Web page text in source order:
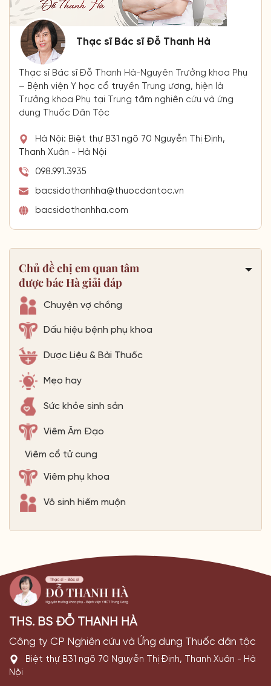
Thạc sĩ Bác sĩ Đỗ Thanh Hà
Thạc sĩ Bác sĩ Đỗ Thanh Hà-Nguyên Trưởng khoa Phụ
– Bệnh viện Y học cổ truyền Trung ương, hiện là
Trưởng khoa Phụ tại Trung tâm nghiên cứu và ứng
dụng Thuốc Dân Tộc
Hà Nội: Biệt thự B31 ngõ 70 Nguyễn Thị Định,
Thanh Xuân - Hà Nội
098.991.3935
bacsidothanhha@thuocdantoc.vn
bacsidothanhha.com
Chủ đề chị em quan tâm
được bác Hà giải đáp
Chuyện vợ chồng
Dấu hiệu bệnh phụ khoa
Dược Liệu & Bài Thuốc
Mẹo hay
Sức khỏe sinh sản
Viêm Âm Đạo
Viêm cổ tử cung
Viêm phụ khoa
Vô sinh hiếm muộn
THS. BS ĐỖ THANH HÀ
Công ty CP Nghiên cứu và Ứng dụng Thuốc dân tộc
Biệt thự B31 ngõ 70 Nguyễn Thị Định, Thanh Xuân - Hà
Nội